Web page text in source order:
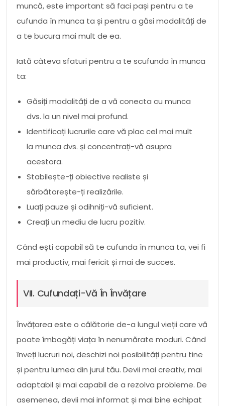
muncă, este important să faci pași pentru a te
cufunda în munca ta și pentru a găsi modalități de
a te bucura mai mult de ea.
Iată câteva sfaturi pentru a te scufunda în munca
ta:
Găsiți modalități de a vă conecta cu munca
dvs. la un nivel mai profund.
Identificați lucrurile care vă plac cel mai mult
la munca dvs. și concentrați-vă asupra
acestora.
Stabilește-ți obiective realiste și
sărbătorește-ți realizările.
Luați pauze și odihniți-vă suficient.
Creați un mediu de lucru pozitiv.
Când ești capabil să te cufunda în munca ta, vei fi
mai productiv, mai fericit și mai de succes.
VII. Cufundați-Vă În Învățare
Învățarea este o călătorie de-a lungul vieții care vă
poate îmbogăți viața în nenumărate moduri. Când
înveți lucruri noi, deschizi noi posibilități pentru tine
și pentru lumea din jurul tău. Devii mai creativ, mai
adaptabil și mai capabil de a rezolva probleme. De
asemenea, devii mai informat și mai bine echipat